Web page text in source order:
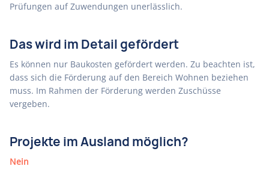
Prüfungen auf Zuwendungen unerlässlich.
Das wird im Detail gefördert
Es können nur Baukosten gefördert werden. Zu beachten ist,
dass sich die Förderung auf den Bereich Wohnen beziehen
muss. Im Rahmen der Förderung werden Zuschüsse
vergeben.
Projekte im Ausland möglich?
Nein